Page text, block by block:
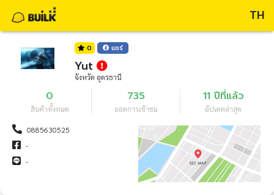
TH
0 แชร์
Yut
จังหวัด อุดรธานี
0
สินค้าทั้งหมด
735
ยอดการเข้าชม
11 ปีที่แล้ว
อัปเดตล่าสุด
0885630525
-
-